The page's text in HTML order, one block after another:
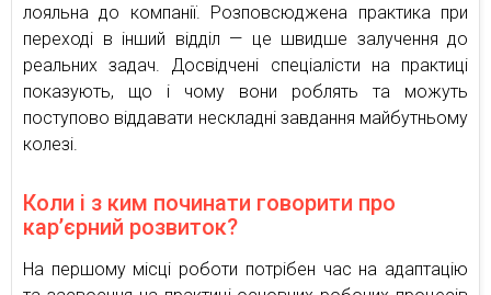
лояльна до компанії. Розповсюджена практика при
переході в інший відділ — це швидше залучення до
реальних задач. Досвідчені спеціалісти на практиці
показують, що і чому вони роблять та можуть
поступово віддавати нескладні завдання майбутньому
колезі.
Коли і з ким починати говорити про
кар’єрний розвиток?
На першому місці роботи потрібен час на адаптацію